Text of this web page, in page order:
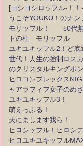
[ヨシヨシロッフル-！
うこそYOUKO！のナ
モリッフル！ 50代無
トの杜 モリッフル
ユキユキッフル2！ど
世代！人生の強制ロス
のクリスタルキングボ
ヒロコンプレックス
ャアラフィフ女子のめ
ユキユキッフル3！
萌えっふる！
天にまします我ら！
ヒロシッフル！ヒロシ
ヒロユキユキッフル